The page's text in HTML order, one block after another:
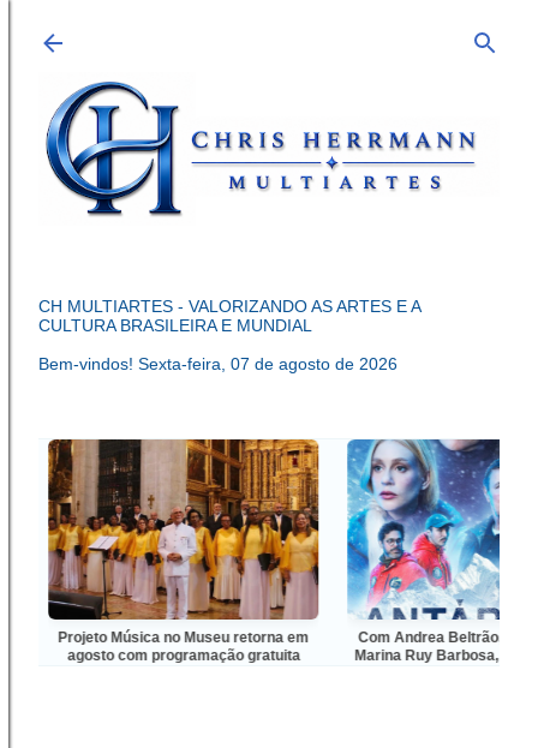
CH MULTIARTES - VALORIZANDO AS ARTES E A
CULTURA BRASILEIRA E MUNDIAL
Bem-vindos! Sexta-feira, 07 de agosto de 2026
no Museu retorna em
com programação gratuita
Com Andrea Beltrão, Leandra Leal e
Marina Ruy Barbosa, “Antártida” tem